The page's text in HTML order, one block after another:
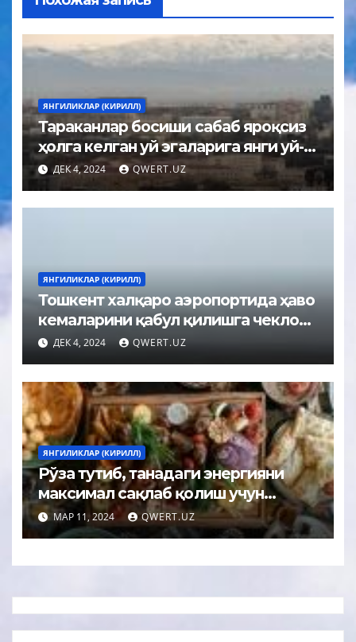
ЯНГИЛИКЛАР (КИРИЛЛ)
Тараканлар босиши сабаб яроқсиз
ҳолга келган уй эгаларига янги уй-
жойлар ажратилади
ДЕК 4, 2024 QWERT.UZ
ЯНГИЛИКЛАР (КИРИЛЛ)
Тошкент халқаро аэропортида ҳаво
кемаларини қабул қилишга чеклов
ўрнатилди
ДЕК 4, 2024 QWERT.UZ
ЯНГИЛИКЛАР (КИРИЛЛ)
Рўза тутиб, танадаги энергияни
максимал сақлаб қолиш учун
қандай овқатланиши керак?
МАР 11, 2024 QWERT.UZ